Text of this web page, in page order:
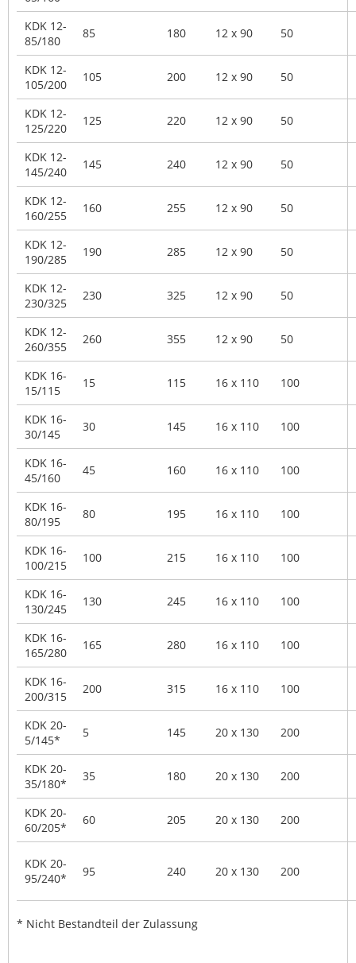
KDK 12-
85/180
85 180 12 x 90 50
KDK 12-
105/200
105 200 12 x 90 50
KDK 12-
125/220
125 220 12 x 90 50
KDK 12-
145/240
145 240 12 x 90 50
KDK 12-
160/255
160 255 12 x 90 50
KDK 12-
190/285
190 285 12 x 90 50
KDK 12-
230/325
230 325 12 x 90 50
KDK 12-
260/355
260 355 12 x 90 50
KDK 16-
15/115
15 115 16 x 110 100
KDK 16-
30/145
30 145 16 x 110 100
KDK 16-
45/160
45 160 16 x 110 100
KDK 16-
80/195
80 195 16 x 110 100
KDK 16-
100/215
100 215 16 x 110 100
KDK 16-
130/245
130 245 16 x 110 100
KDK 16-
165/280
165 280 16 x 110 100
KDK 16-
200/315
200 315 16 x 110 100
KDK 20-
5/145*
5 145 20 x 130 200
KDK 20-
35/180*
35 180 20 x 130 200
KDK 20-
60/205*
60 205 20 x 130 200
KDK 20-
95/240*
95 240 20 x 130 200
* Nicht Bestandteil der Zulassung